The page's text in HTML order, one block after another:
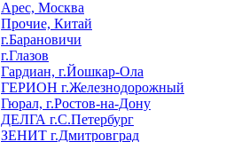
Арес, Москва
Прочие, Китай
г.Барановичи
г.Глазов
Гардиан, г.Йошкар-Ола
ГЕРИОН г.Железнодорожный
Гюрал, г.Ростов-на-Дону
ДЕЛГА г.С.Петербург
ЗЕНИТ г.Дмитровград